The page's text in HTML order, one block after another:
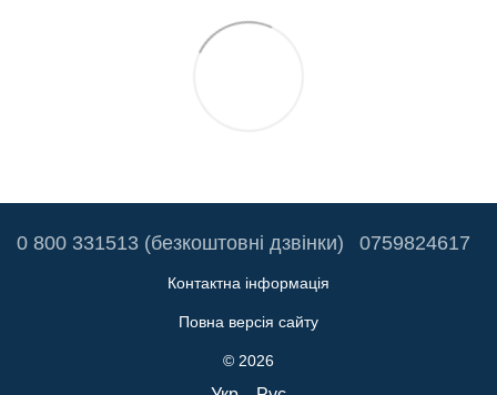
0 800 331513 (безкоштовні дзвінки) 0759824617
Контактна інформація
Повна версія сайту
© 2026